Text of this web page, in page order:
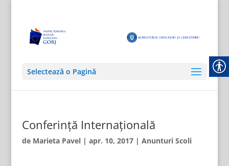
Selectează o Pagină
Conferinţă Internaţională
de Marieta Pavel| apr. 10, 2017| Anunturi Scoli